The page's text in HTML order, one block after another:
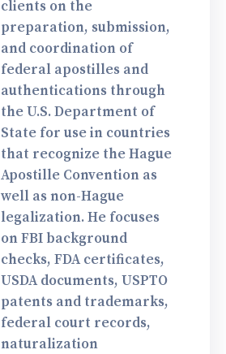
clients on the
preparation, submission,
and coordination of
federal apostilles and
authentications through
the U.S. Department of
State for use in countries
that recognize the Hague
Apostille Convention as
well as non-Hague
legalization. He focuses
on FBI background
checks, FDA certificates,
USDA documents, USPTO
patents and trademarks,
federal court records,
naturalization